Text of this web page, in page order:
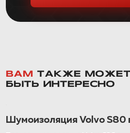
ВАМ
ТАКЖЕ МОЖЕТ
БЫТЬ ИНТЕРЕСНО
Шумоизоляция Volvo S80